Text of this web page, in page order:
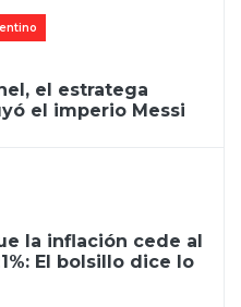
el estratega
el imperio Messi
la inflación cede al
El bolsillo dice lo